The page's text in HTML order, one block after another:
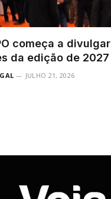
começa a divulgar
da edição de 2027
JULHO 21, 2026